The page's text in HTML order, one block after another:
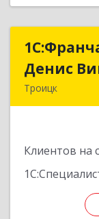
Денис
Троицк
Клиентов на